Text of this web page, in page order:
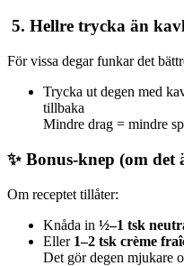
5. Hellre trycka än
För vissa degar funkar det
Trycka ut degen med
tillbaka
Mindre drag = mindre
✨ Bonus-knep (om
Om receptet tillåter:
Knåda in ½–1 tsk
Eller 1–2 tsk crème
Det gör degen mjukare